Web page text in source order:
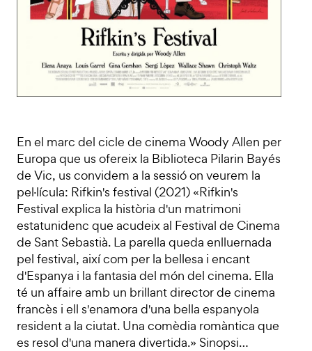
En el marc del cicle de cinema Woody Allen per
Europa que us ofereix la Biblioteca Pilarin Bayés
de Vic, us convidem a la sessió on veurem la
pel·lícula: Rifkin's festival (2021) «Rifkin's
Festival explica la història d'un matrimoni
estatunidenc que acudeix al Festival de Cinema
de Sant Sebastià. La parella queda enlluernada
pel festival, així com per la bellesa i encant
d'Espanya i la fantasia del món del cinema. Ella
té un affaire amb un brillant director de cinema
francès i ell s'enamora d'una bella espanyola
resident a la ciutat. Una comèdia romàntica que
es resol d'una manera divertida.» Sinopsi…